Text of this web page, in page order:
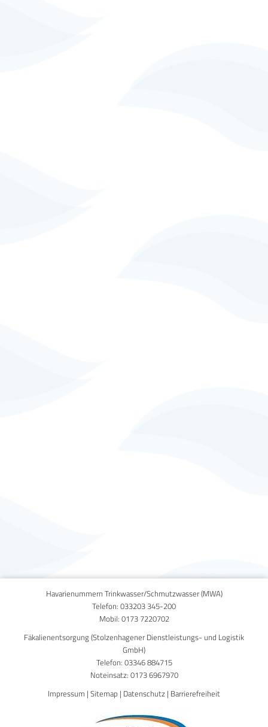
Published on21. November 2019
Havarienummern Trinkwasser/Schmutzwasser (MWA)
Telefon: 033203 345-200
Mobil: 0173 7220702
Fäkalienentsorgung (Stolzenhagener Dienstleistungs- und Logistik
GmbH)
Telefon: 03346 884715
Noteinsatz: 0173 6967970
Impressum | Sitemap | Datenschutz | Barrierefreiheit